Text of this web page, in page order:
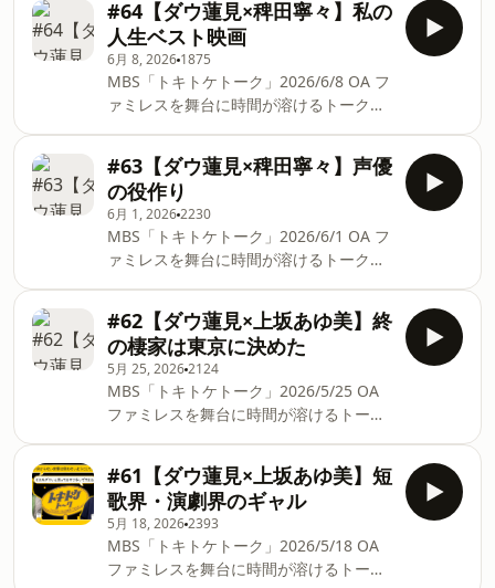
番組X https://x.com/tokitoketalk ▽お便
りはこちら tktk@mbs1179.com #MBS
ラジオ #ラジオ #ダウ90000 #蓮見翔 #
根本宗子
本宗子。演劇の流行についてトーク。岸
田國士戯曲賞をもっと広げたい。手塚治
虫文化賞の審査員にたかみながいるこ
と。同時多発的に出てこないと流行らな
い。高校の演劇部を流行らせたい。コロ
ナ禍の演劇界。劇作家のメディアの出
方。演劇の稽古場のTikTokがやばすぎ
る。演劇より面白いショート動画はな
い。演劇ミシュラン。まずは話題の作品
を3本見てほしい。 ▽MBSラジオ 毎週月
曜18:45~19:00
https://www.mbs1179.com/tokitoke/ ▽
番組X https://x.com/tokitoketalk ▽お便
りはこちら tktk@mbs1179.com #MBS
ラジオ #ラジオ #ダウ90000 #蓮見
#64【ダウ蓮見×稗田寧々】私の
人生ベスト映画
6月 8, 2026 1875
MBS「トキトケトーク」2026/6/8 OA フ
ァミレスを舞台に時間が溶けるトークを
ダウ90000蓮見翔×声優 稗田寧々。人生
の一本についてトーク。遅映画のスス
メ。ギルバート・グレイプ。ゴーストワ
ールド。バック・トゥ・ザ・フューチャ
ー。ハリーポッター。ベイビーわるきゅ
ーれ。街の上で。勝手にふるえてろ。今
日の空が一番好き、とまだ言えない僕
は。伊東蒼。黒崎煌代。万事快調オール
グリーンズ。カルテット。 ▽MBSラジオ
毎週月曜18:45~19:00
https://www.mbs1179.com/tokitoke/ ▽
番組X https://x.com/tokitoketalk ▽お便
りはこちら tktk@mbs1179.com #MBS
ラジオ #ラジオ #ダウ90000 #蓮見翔 #
稗田寧々
#63【ダウ蓮見×稗田寧々】声優
の役作り
6月 1, 20262230
MBS「トキトケトーク」2026/6/1 OA フ
ァミレスを舞台に時間が溶けるトークを
ダウ90000蓮見翔×声優 稗田寧々。声優
の役作りについてトーク。声優のオーデ
ィション。少年漫画の主人公を女性声優
がやっていると知った時の衝撃。作画が
できる前に声をあてる。大人数のアテレ
コでのマイクワーク。 ▽MBSラジオ 毎
週月曜18:45~19:00
https://www.mbs1179.com/tokitoke/ ▽
番組X https://x.com/tokitoketalk ▽お便
りはこちら tktk@mbs1179.com #MBS
ラジオ #ラジオ #ダウ90000 #蓮見翔 #
稗田寧々
#62【ダウ蓮見×上坂あゆ美】終
の棲家は東京に決めた
5月 25, 20262124
MBS「トキトケトーク」2026/5/25 OA
ファミレスを舞台に時間が溶けるトーク
はダウ90000蓮見翔×歌人・文筆家 上坂
あゆ美。好きなファミレスについてトー
ク。ファミレスの定義とは。チキンとコ
ーヒーで執筆するアメリカンスタイル。
地方のイオンのフードコートで執筆旅。
沼津の深海水族館。10代で気軽にカルチ
#61【ダウ蓮見×上坂あゆ美】短
歌界・演劇界のギャル
5月 18, 20262393
MBS「トキトケトーク」2026/5/18 OA
ファミレスを舞台に時間が溶けるトーク